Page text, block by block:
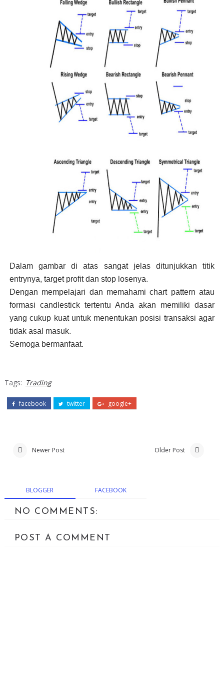
Dalam gambar di atas sangat jelas ditunjukkan titik
entrynya, target profit dan stop losenya.
Dengan mempelajari dan memahami chart pattern atau
formasi candlestick tertentu Anda akan memiliki dasar
yang cukup kuat untuk menentukan posisi transaksi agar
tidak asal masuk.
Semoga bermanfaat.
Tags: Trading
facebook twitter google+
Newer Post Older Post
BLOGGER FACEBOOK
NO COMMENTS:
POST A COMMENT